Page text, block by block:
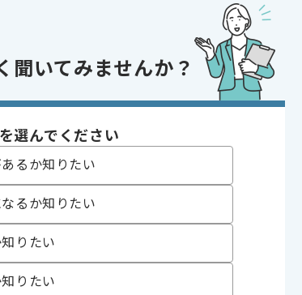
ジェクト
定しております。
聞いてみませんか？
選んでください
るか知りたい
るか知りたい
りたい
りたい